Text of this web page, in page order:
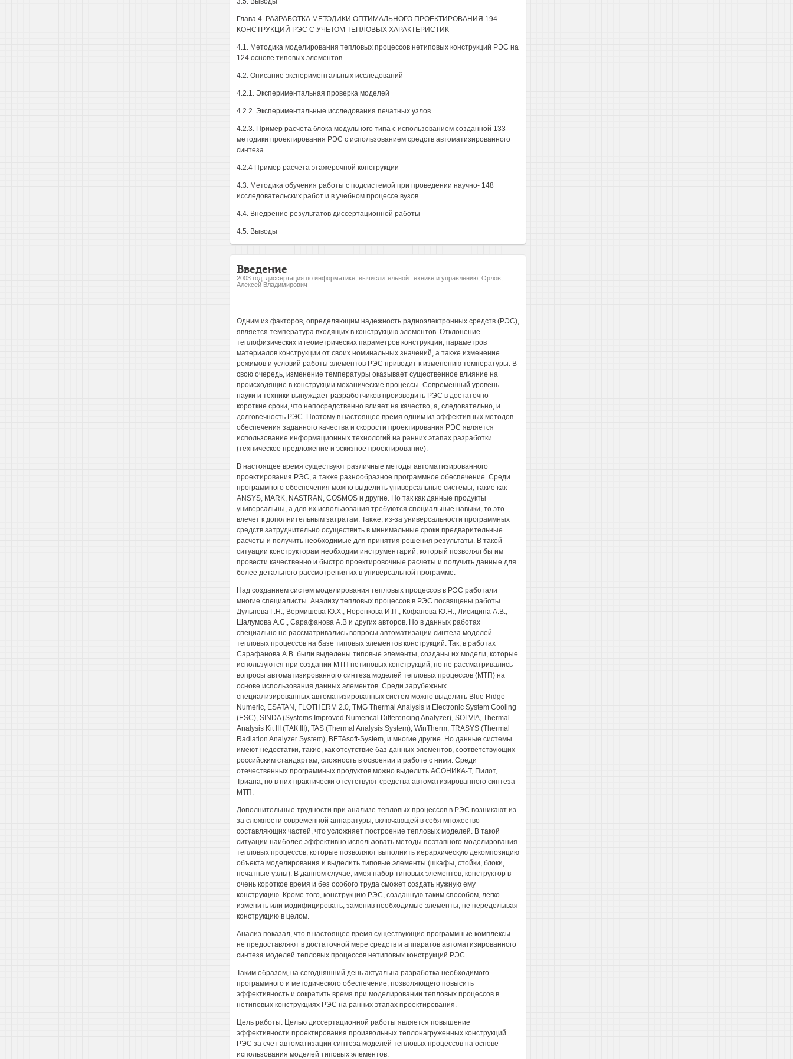
Глава 4. РАЗРАБОТКА МЕТОДИКИ ОПТИМАЛЬНОГО ПРОЕКТИРОВАНИЯ 194
КОНСТРУКЦИЙ РЭС С УЧЕТОМ ТЕПЛОВЫХ ХАРАКТЕРИСТИК
4.1. Методика моделирования тепловых процессов нетиповых конструкций РЭС на
124 основе типовых элементов.
4.2. Описание экспериментальных исследований
4.2.1. Экспериментальная проверка моделей
4.2.2. Экспериментальные исследования печатных узлов
4.2.3. Пример расчета блока модульного типа с использованием созданной 133
методики проектирования РЭС с использованием средств автоматизированного
синтеза
4.2.4 Пример расчета этажерочной конструкции
4.3. Методика обучения работы с подсистемой при проведении научно- 148
исследовательских работ и в учебном процессе вузов
4.4. Внедрение результатов диссертационной работы
4.5. Выводы
Введение
2003 год, диссертация по информатике, вычислительной технике и управлению, Орлов,
Алексей Владимирович
Одним из факторов, определяющим надежность радиоэлектронных средств (РЭС),
является температура входящих в конструкцию элементов. Отклонение
теплофизических и геометрических параметров конструкции, параметров
материалов конструкции от своих номинальных значений, а также изменение
режимов и условий работы элементов РЭС приводит к изменению температуры. В
свою очередь, изменение температуры оказывает существенное влияние на
происходящие в конструкции механические процессы. Современный уровень
науки и техники вынуждает разработчиков производить РЭС в достаточно
короткие сроки, что непосредственно влияет на качество, а, следовательно, и
долговечность РЭС. Поэтому в настоящее время одним из эффективных методов
обеспечения заданного качества и скорости проектирования РЭС является
использование информационных технологий на ранних этапах разработки
(техническое предложение и эскизное проектирование).
В настоящее время существуют различные методы автоматизированного
проектирования РЭС, а также разнообразное программное обеспечение. Среди
программного обеспечения можно выделить универсальные системы, такие как
ANSYS, MARK, NASTRAN, COSMOS и другие. Но так как данные продукты
универсальны, а для их использования требуются специальные навыки, то это
влечет к дополнительным затратам. Также, из-за универсальности программных
средств затруднительно осуществить в минимальные сроки предварительные
расчеты и получить необходимые для принятия решения результаты. В такой
ситуации конструкторам необходим инструментарий, который позволял бы им
провести качественно и быстро проектировочные расчеты и получить данные для
более детального рассмотрения их в универсальной программе.
Над созданием систем моделирования тепловых процессов в РЭС работали
многие специалисты. Анализу тепловых процессов в РЭС посвящены работы
Дульнева Г.Н., Вермишева Ю.Х., Норенкова И.П., Кофанова Ю.Н., Лисицина А.В.,
Шалумова А.С., Сарафанова А.В и других авторов. Но в данных работах
специально не рассматривались вопросы автоматизации синтеза моделей
тепловых процессов на базе типовых элементов конструкций. Так, в работах
Сарафанова А.В. были выделены типовые элементы, созданы их модели, которые
используются при создании МТП нетиповых конструкций, но не рассматривались
вопросы автоматизированного синтеза моделей тепловых процессов (МТП) на
основе использования данных элементов. Среди зарубежных
специализированных автоматизированных систем можно выделить Blue Ridge
Numeric, ESATAN, FLOTHERM 2.0, TMG Thermal Analysis и Electronic System Cooling
(ESC), SINDA (Systems Improved Numerical Differencing Analyzer), SOLVIA, Thermal
Analysis Kit III (ТАК III), TAS (Thermal Analysis System), WinTherm, TRASYS (Thermal
Radiation Analyzer System), BETAsoft-System, и многие другие. Но данные системы
имеют недостатки, такие, как отсутствие баз данных элементов, соответствующих
российским стандартам, сложность в освоении и работе с ними. Среди
отечественных программных продуктов можно выделить АСОНИКА-Т, Пилот,
Триана, но в них практически отсутствуют средства автоматизированного синтеза
МТП.
Дополнительные трудности при анализе тепловых процессов в РЭС возникают из-
за сложности современной аппаратуры, включающей в себя множество
составляющих частей, что усложняет построение тепловых моделей. В такой
ситуации наиболее эффективно использовать методы поэтапного моделирования
тепловых процессов, которые позволяют выполнить иерархическую декомпозицию
объекта моделирования и выделить типовые элементы (шкафы, стойки, блоки,
печатные узлы). В данном случае, имея набор типовых элементов, конструктор в
очень короткое время и без особого труда сможет создать нужную ему
конструкцию. Кроме того, конструкцию РЭС, созданную таким способом, легко
изменить или модифицировать, заменив необходимые элементы, не переделывая
конструкцию в целом.
Анализ показал, что в настоящее время существующие программные комплексы
не предоставляют в достаточной мере средств и аппаратов автоматизированного
синтеза моделей тепловых процессов нетиповых конструкций РЭС.
Таким образом, на сегодняшний день актуальна разработка необходимого
программного и методического обеспечение, позволяющего повысить
эффективность и сократить время при моделировании тепловых процессов в
нетиповых конструкциях РЭС на ранних этапах проектирования.
Цель работы. Целью диссертационной работы является повышение
эффективности проектирования произвольных теплонагруженных конструкций
РЭС за счет автоматизации синтеза моделей тепловых процессов на основе
использования моделей типовых элементов.